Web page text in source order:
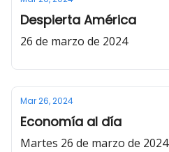
Despierta América
26 de marzo de 2024
Mar 26, 2024
Economía al día
Martes 26 de marzo de 2024